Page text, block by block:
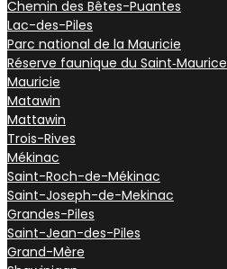
Chemin des Bêtes-Puantes
Lac-des-Piles
Parc national de la Mauricie
Réserve faunique du Saint‑Maurice
Mauricie
Matawin
Mattawin
Trois-Rives
Mékinac
Saint-Roch-de-Mékinac
Saint-Joseph-de-Mekinac
Grandes-Piles
Saint-Jean-des-Piles
Grand-Mère